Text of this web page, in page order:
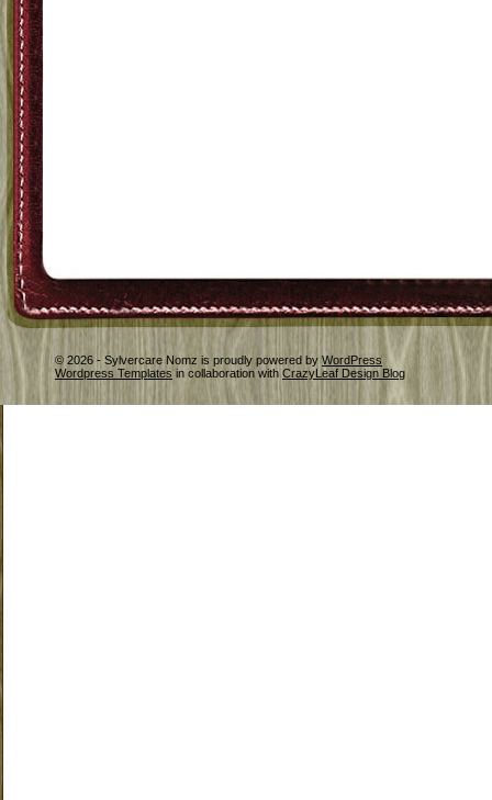
© 2026 - Sylvercare Nomz is proudly powered by WordPress
Wordpress Templates in collaboration with CrazyLeaf Design Blog